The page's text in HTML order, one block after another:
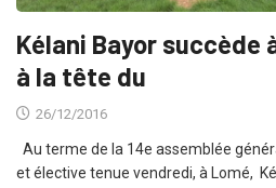
Kélani Bayor succède
à la tête du
26/12/2016
Au terme de la 14e assemblée
et élective tenue vendredi, à Lomé,